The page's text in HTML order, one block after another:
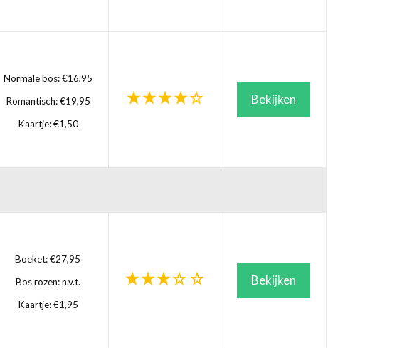
Normale bos: €16,95
Romantisch: €19,95
Kaartje: €1,50
Bekijken
Boeket: €27,95
Bos rozen: n.v.t.
Kaartje: €1,95
Bekijken